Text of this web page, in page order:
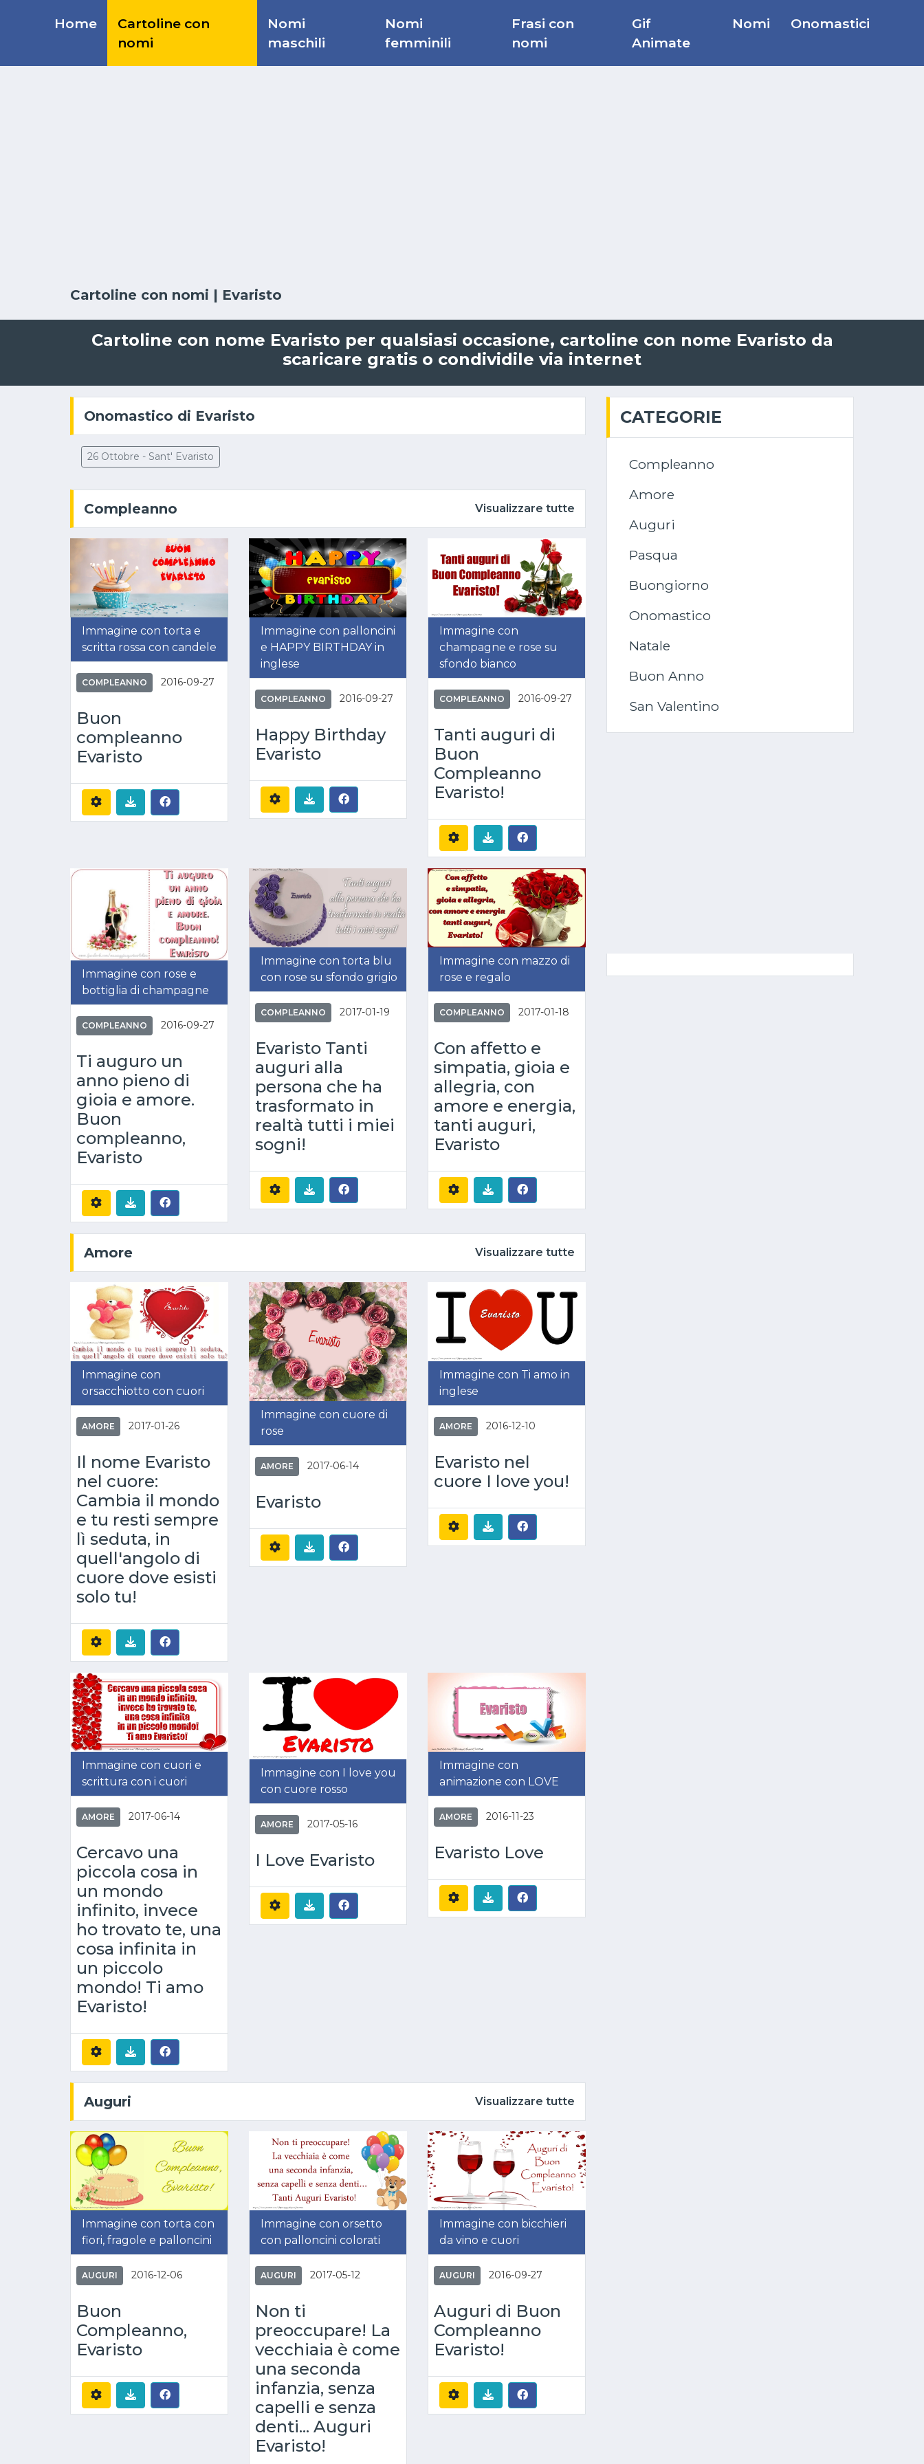
Home
Cartoline con
nomi
Nomi
maschili
Nomi
femminili
Frasi con
nomi
Gif
Animate
Nomi Onomastici
Cartoline con nomi | Evaristo
Cartoline con nome Evaristo per qualsiasi occasione, cartoline con nome Evaristo da
scaricare gratis o condividile via internet
Onomastico di Evaristo
26 Ottobre - Sant' Evaristo
Compleanno Visualizzare tutte
Immagine con torta e
scritta rossa con candele
COMPLEANNO 2016-09-27
Buon
compleanno
Evaristo
Immagine con palloncini
e HAPPY BIRTHDAY in
inglese
COMPLEANNO 2016-09-27
Happy Birthday
Evaristo
Immagine con
champagne e rose su
sfondo bianco
COMPLEANNO 2016-09-27
Tanti auguri di
Buon
Compleanno
Evaristo!
Immagine con rose e
bottiglia di champagne
COMPLEANNO 2016-09-27
Ti auguro un
anno pieno di
gioia e amore.
Buon
compleanno,
Evaristo
Immagine con torta blu
con rose su sfondo grigio
COMPLEANNO 2017-01-19
Evaristo Tanti
auguri alla
persona che ha
trasformato in
realtà tutti i miei
sogni!
Immagine con mazzo di
rose e regalo
COMPLEANNO 2017-01-18
Con affetto e
simpatia, gioia e
allegria, con
amore e energia,
tanti auguri,
Evaristo
Amore Visualizzare tutte
Immagine con
orsacchiotto con cuori
AMORE 2017-01-26
Il nome Evaristo
nel cuore:
Cambia il mondo
e tu resti sempre
lì seduta, in
quell'angolo di
cuore dove esisti
solo tu!
Immagine con cuore di
rose
AMORE 2017-06-14
Evaristo
Immagine con Ti amo in
inglese
AMORE 2016-12-10
Evaristo nel
cuore I love you!
Immagine con cuori e
scrittura con i cuori
AMORE 2017-06-14
Cercavo una
piccola cosa in
un mondo
infinito, invece
ho trovato te, una
cosa infinita in
un piccolo
mondo! Ti amo
Evaristo!
Immagine con I love you
con cuore rosso
AMORE 2017-05-16
I Love Evaristo
Immagine con
animazione con LOVE
AMORE 2016-11-23
Evaristo Love
Auguri Visualizzare tutte
Immagine con torta con
fiori, fragole e palloncini
AUGURI 2016-12-06
Buon
Compleanno,
Evaristo
Immagine con orsetto
con palloncini colorati
AUGURI 2017-05-12
Non ti
preoccupare! La
vecchiaia è come
una seconda
infanzia, senza
capelli e senza
denti... Auguri
Evaristo!
Immagine con bicchieri
da vino e cuori
AUGURI 2016-09-27
Auguri di Buon
Compleanno
Evaristo!
CATEGORIE
Compleanno
Amore
Auguri
Pasqua
Buongiorno
Onomastico
Natale
Buon Anno
San Valentino